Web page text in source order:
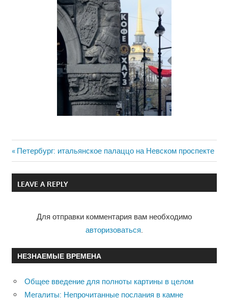
Навигация
по
Previous
Post:
Петербург: итальянское палаццо на Невском проспекте
LEAVE A REPLY
Для отправки комментария вам необходимо
авторизоваться
НЕЗНАЕМЫЕ ВРЕМЕНА
Общее введение для полноты картины в целом
Мегалиты: Непрочитанные послания в камне